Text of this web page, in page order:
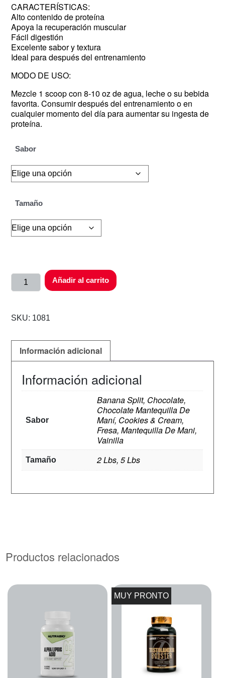
CARACTERÍSTICAS:
Alto contenido de proteína
Apoya la recuperación muscular
Fácil digestión
Excelente sabor y textura
Ideal para después del entrenamiento
MODO DE USO:
Mezcle 1 scoop con 8-10 oz de agua, leche o su bebida
favorita. Consumir después del entrenamiento o en
cualquier momento del día para aumentar su ingesta de
proteína.
Sabor
Tamaño
Añadir al carrito
SKU: 1081
Información adicional
Información adicional
Sabor
Banana Split, Chocolate,
Chocolate Mantequilla De
Maní, Cookies & Cream,
Fresa, Mantequilla De Mani,
Vainilla
Tamaño 2 Lbs, 5 Lbs
Productos relacionados
MUY PRONTO